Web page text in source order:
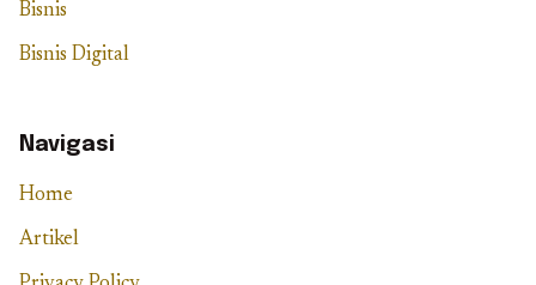
Bisnis
Bisnis Digital
Navigasi
Home
Artikel